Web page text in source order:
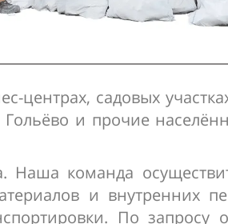
центрах, садовых
и прочие
Наша команда
и внутренних
По запросу